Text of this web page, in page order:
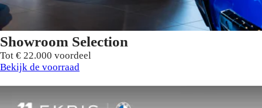
Showroom Selection
Tot € 22.000 voordeel
Bekijk de voorraad